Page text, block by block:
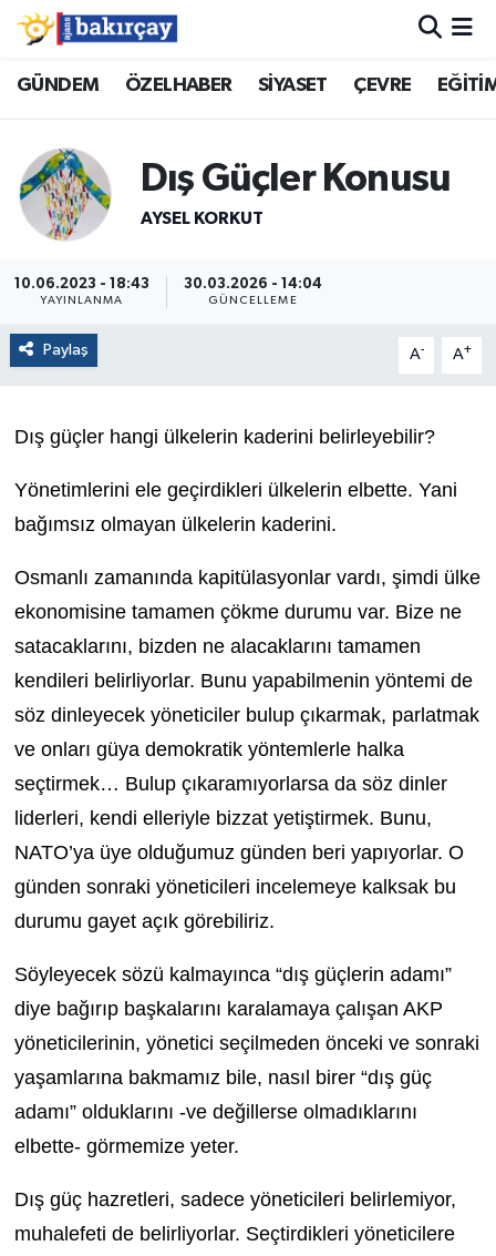
GÜNDEM ÖZELHABER SİYASET ÇEVRE
Dış Güçler Konusu
AYSEL KORKUT
10.06.2023 - 18:43
YAYINLANMA
30.03.2026 - 14:04
GÜNCELLEME
Paylaş A- A+
Dış güçler hangi ülkelerin kaderini belirleyebilir?
Yönetimlerini ele geçirdikleri ülkelerin elbette. Yani
bağımsız olmayan ülkelerin kaderini.
Osmanlı zamanında kapitülasyonlar vardı, şimdi ülke
ekonomisine tamamen çökme durumu var. Bize ne
satacaklarını, bizden ne alacaklarını tamamen
kendileri belirliyorlar. Bunu yapabilmenin yöntemi de
söz dinleyecek yöneticiler bulup çıkarmak, parlatmak
ve onları güya demokratik yöntemlerle halka
seçtirmek… Bulup çıkaramıyorlarsa da söz dinler
liderleri, kendi elleriyle bizzat yetiştirmek. Bunu,
NATO’ya üye olduğumuz günden beri yapıyorlar. O
günden sonraki yöneticileri incelemeye kalksak bu
durumu gayet açık görebiliriz.
Söyleyecek sözü kalmayınca “dış güçlerin adamı”
diye bağırıp başkalarını karalamaya çalışan AKP
yöneticilerinin, yönetici seçilmeden önceki ve sonraki
yaşamlarına bakmamız bile, nasıl birer “dış güç
adamı” olduklarını -ve değillerse olmadıklarını
elbette- görmemize yeter.
Dış güç hazretleri, sadece yöneticileri belirlemiyor,
muhalefeti de belirliyorlar. Seçtirdikleri yöneticilere
İzmir Nöbetçi Eczaneler
İzmir Namaz Vakitleri
Süper Lig Puan Durumu ve Fikstür
Tüm Manşetler
Haber Arşivi